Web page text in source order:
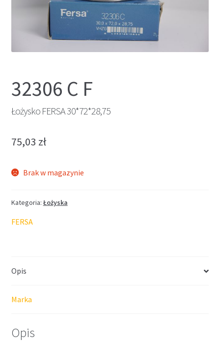
32306 C F
Łożysko FERSA 30*72*28,75
75,03 zł
Brak w magazynie
Kategoria: Łożyska
FERSA
Opis
Marka
Opis